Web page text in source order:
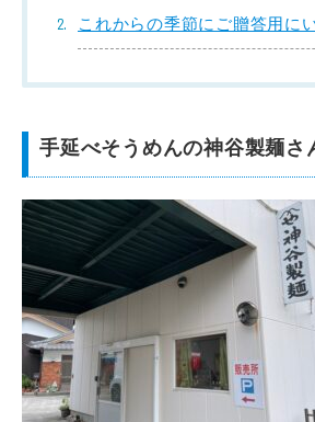
これからの季節にご贈答用に
手延べそうめんの神谷製麺さ